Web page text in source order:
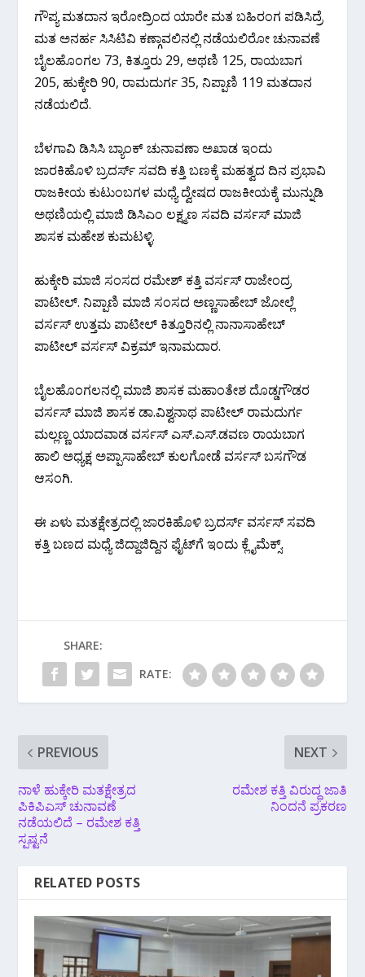
ಗೌಪ್ಯ ಮತದಾನ ಇರೋದ್ರಿಂದ ಯಾರೇ ಮತ ಬಹಿರಂಗ ಪಡಿಸಿದ್ರೆ
ಮತ ಅನರ್ಹ ಸಿಸಿಟಿವಿ ಕಣ್ಗಾವಲಿನಲ್ಲಿ ನಡೆಯಲಿರೋ ಚುನಾವಣೆ
ಬೈಲಹೊಂಗಲ 73, ಕಿತ್ತೂರು 29, ಅಥಣಿ 125, ರಾಯಬಾಗ
205, ಹುಕ್ಕೇರಿ 90, ರಾಮದುರ್ಗ 35, ನಿಪ್ಪಾಣಿ 119 ಮತದಾನ
ನಡೆಯಲಿದೆ.
ಬೆಳಗಾವಿ ಡಿಸಿಸಿ ಬ್ಯಾಂಕ್ ಚುನಾವಣಾ ಅಖಾಡ ಇಂದು
ಜಾರಕಿಹೊಳಿ‌ ಬ್ರದರ್ಸ್ ಸವದಿ ಕತ್ತಿ ಬಣಕ್ಕೆ ಮಹತ್ವದ ದಿನ ಪ್ರಭಾವಿ
ರಾಜಕೀಯ ಕುಟುಂಬಗಳ ಮಧ್ಯೆ ದ್ವೇಷದ ರಾಜಕೀಯಕ್ಕೆ ಮುನ್ನುಡಿ
ಅಥಣಿಯಲ್ಲಿ ಮಾಜಿ‌ ಡಿಸಿಎಂ ಲಕ್ಷ್ಮಣ ಸವದಿ ವರ್ಸಸ್ ಮಾಜಿ
ಶಾಸಕ ಮಹೇಶ ಕುಮಟಳ್ಳಿ.
ಹುಕ್ಕೇರಿ ಮಾಜಿ‌ ಸಂಸದ ರಮೇಶ್ ಕತ್ತಿ ವರ್ಸಸ್ ರಾಜೇಂದ್ರ
ಪಾಟೀಲ್. ನಿಪ್ಪಾಣಿ ಮಾಜಿ ಸಂಸದ ಅಣ್ಣಸಾಹೇಬ್ ಜೋಲ್ಲೆ
ವರ್ಸಸ್ ಉತ್ತಮ ಪಾಟೀಲ್ ಕಿತ್ತೂರಿನಲ್ಲಿ ನಾನಾಸಾಹೇಬ್
ಪಾಟೀಲ್ ವರ್ಸಸ್ ವಿಕ್ರಮ್ ಇನಾಮದಾರ.
ಬೈಲಹೊಂಗಲನಲ್ಲಿ ಮಾಜಿ ಶಾಸಕ ಮಹಾಂತೇಶ ದೊಡ್ಡಗೌಡರ
ವರ್ಸಸ್ ಮಾಜಿ ಶಾಸಕ‌ ಡಾ.ವಿಶ್ವನಾಥ ಪಾಟೀಲ್ ರಾಮದುರ್ಗ
ಮಲ್ಲಣ್ಣ ಯಾದವಾಡ ವರ್ಸಸ್ ಎಸ್.ಎಸ್.ಡವಣ ರಾಯಬಾಗ
ಹಾಲಿ ಅಧ್ಯಕ್ಷ ಅಪ್ಪಾಸಾಹೇಬ್ ಕುಲಗೋಡೆ ವರ್ಸಸ್ ಬಸಗೌಡ
ಆಸಂಗಿ.
ಈ ಏಳು ಮತಕ್ಷೇತ್ರದಲ್ಲಿ ಜಾರಕಿಹೊಳಿ‌ ಬ್ರದರ್ಸ್ ವರ್ಸಸ್ ಸವದಿ
ಕತ್ತಿ ಬಣದ ಮಧ್ಯೆ ಜಿದ್ದಾಜಿದ್ದಿನ ಫೈಟ್‌ಗೆ ಇಂದು ಕ್ಲೈಮೆಕ್ಸ್.
SHARE:
RATE:
PREVIOUS
ನಾಳೆ ಹುಕ್ಕೇರಿ‌ ಮತಕ್ಷೇತ್ರದ
ಪಿಕಿಪಿಎಸ್ ಚುನಾವಣೆ
ನಡೆಯಲಿದೆ – ರಮೇಶ ಕತ್ತಿ
ಸ್ಪಷ್ಟನೆ
NEXT
ರಮೇಶ ಕತ್ತಿ ವಿರುದ್ಧ ಜಾತಿ
ನಿಂದನೆ ಪ್ರಕರಣ
RELATED POSTS